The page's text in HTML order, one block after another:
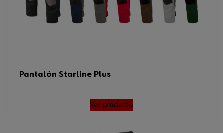
Tamaño FR/ES/PT/BE 52
Peso del producto (por artículo)
Pantalón Starline Plus
Ver producto